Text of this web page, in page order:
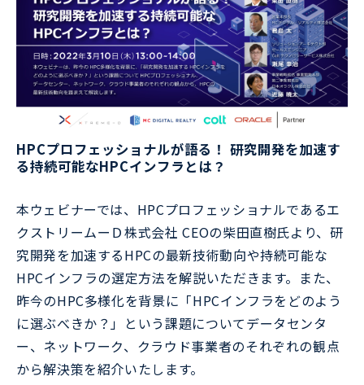
HPCプロフェッショナルが語る！ 研究開発を加速す
る持続可能なHPCインフラとは？
本ウェビナーでは、HPCプロフェッショナルであるエ
クストリームーＤ株式会社 CEOの柴田直樹氏より、研
究開発を加速するHPCの最新技術動向や持続可能な
HPCインフラの選定方法を解説いただきます。また、
昨今のHPC多様化を背景に「HPCインフラをどのよう
に選ぶべきか？」という課題についてデータセンタ
ー、ネットワーク、クラウド事業者のそれぞれの観点
から解決策を紹介いたします。